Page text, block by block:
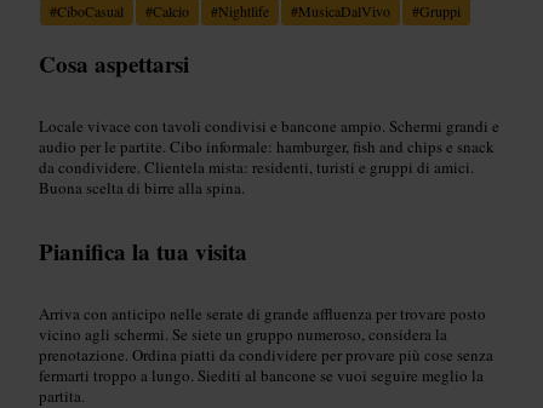
#CiboCasual #Calcio #Nightlife #MusicaDalVivo #Gruppi
Cosa aspettarsi
Locale vivace con tavoli condivisi e bancone ampio. Schermi grandi e
audio per le partite. Cibo informale: hamburger, fish and chips e snack
da condividere. Clientela mista: residenti, turisti e gruppi di amici.
Buona scelta di birre alla spina.
Pianifica la tua visita
Arriva con anticipo nelle serate di grande affluenza per trovare posto
vicino agli schermi. Se siete un gruppo numeroso, considera la
prenotazione. Ordina piatti da condividere per provare più cose senza
fermarti troppo a lungo. Siediti al bancone se vuoi seguire meglio la
partita.